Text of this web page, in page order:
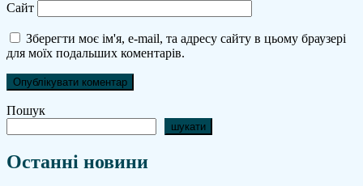
Сайт
Зберегти моє ім'я, e-mail, та адресу сайту в цьому браузері
для моїх подальших коментарів.
Пошук
шукати
Останні новини